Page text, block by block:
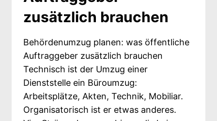
zusätzlich brauchen
Behördenumzug planen: was öffentliche
Auftraggeber zusätzlich brauchen
Technisch ist der Umzug einer
Dienststelle ein Büroumzug:
Arbeitsplätze, Akten, Technik, Mobiliar.
Organisatorisch ist er etwas anderes.